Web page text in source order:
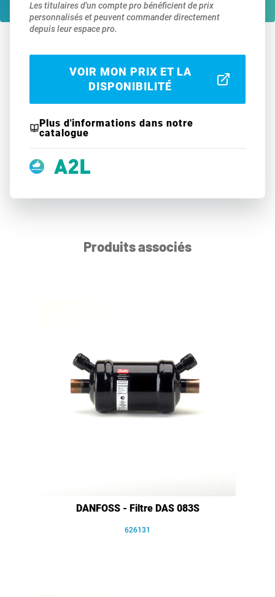
Les titulaires d'un compte pro bénéficient de prix
personnalisés et peuvent commander directement
depuis leur espace pro.
VOIR MON PRIX ET LA
DISPONIBILITÉ
Plus d'informations dans notre
catalogue
Produits associés
DANFOSS - Filtre DAS 083S
626131